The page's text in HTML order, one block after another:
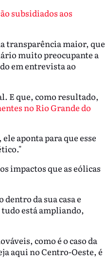
subsidiados aos
transparência maior, que
muito preocupante a
em entrevista ao
E que, como resultado,
no Rio Grande do
aponta para que esse
impactos que as eólicas
da sua casa e
está ampliando,
como é o caso da
aqui no Centro-Oeste, é